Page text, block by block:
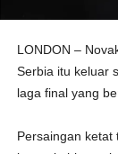
LONDON –
Serbia itu keluar
laga final yang
Persaingan ketat